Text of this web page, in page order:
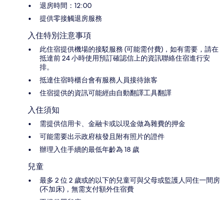
退房時間：12:00
提供零接觸退房服務
入住特別注意事項
此住宿提供機場的接駁服務 (可能需付費)，如有需要，請在
抵達前 24 小時使用預訂確認信上的資訊聯絡住宿進行安
排。
抵達住宿時櫃台會有服務人員接待旅客
住宿提供的資訊可能經由自動翻譯工具翻譯
入住須知
需提供信用卡、金融卡或以現金做為雜費的押金
可能需要出示政府核發且附有照片的證件
辦理入住手續的最低年齡為 18 歲
兒童
最多 2 位 2 歲或的以下的兒童可與父母或監護人同住一間房
(不加床)，無需支付額外住宿費